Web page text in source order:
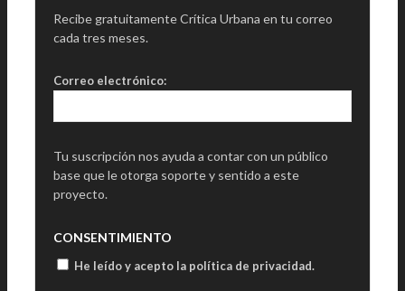
Recibe gratuitamente Crítica Urbana en tu correo
cada tres meses.
Correo electrónico:
Tu suscripción nos ayuda a contar con un público
base que le otorga soporte y sentido a este
proyecto.
CONSENTIMIENTO
He leído y acepto la política de privacidad.